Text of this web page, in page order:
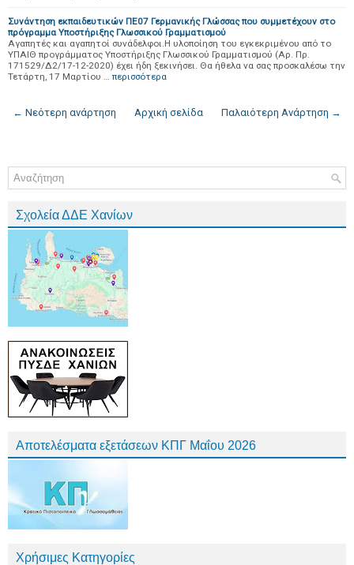
Συνάντηση εκπαιδευτικών ΠΕ07 Γερμανικής Γλώσσας που συμμετέχουν στο
πρόγραμμα Υποστήριξης Γλωσσικού Γραμματισμού
Αγαπητές και αγαπητοί συνάδελφοι.H υλοποίηση του εγκεκριμένου από το
ΥΠΑΙΘ προγράμματος Υποστήριξης Γλωσσικού Γραμματισμού (Αρ. Πρ.
171529/Δ2/17-12-2020) έχει ήδη ξεκινήσει. Θα ήθελα να σας προσκαλέσω την
Τετάρτη, 17 Μαρτίου … περισσότερα
← Νεότερη ανάρτηση Παλαιότερη Ανάρτηση →
Αρχική σελίδα
Σχολεία ΔΔΕ Χανίων
Αποτελέσματα εξετάσεων ΚΠΓ Μαΐου 2026
Χρήσιμες Κατηγορίες